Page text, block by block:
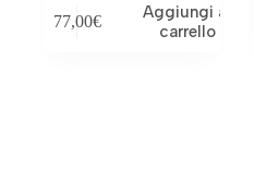
77,00€
Aggiungi al
carrello